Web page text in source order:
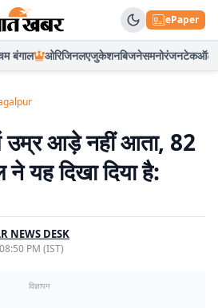
ePaper
बंगाल ओरिजिनलएजुकेशनबिजनेसमनोरंजनटेकऑटो
आड़े नहीं आता, 82
यह दिखा दिया है:
NEWS DESK
PM (IST)
विज्ञापन